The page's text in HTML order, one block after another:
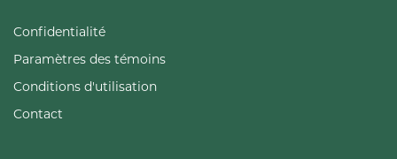
Confidentialité
Paramètres des témoins
Conditions d'utilisation
Contact